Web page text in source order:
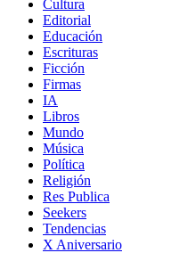
Cultura
Editorial
Educación
Escrituras
Ficción
Firmas
IA
Libros
Mundo
Música
Política
Religión
Res Publica
Seekers
Tendencias
X Aniversario